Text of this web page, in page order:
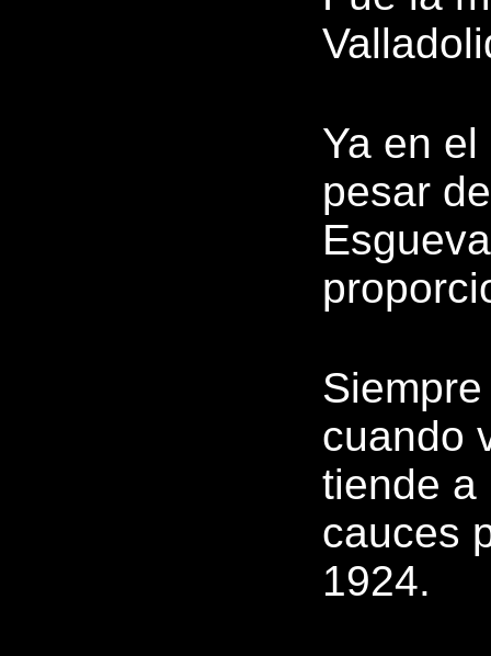
Ya en
pesar
cuando
tiende a
cauces
1924.